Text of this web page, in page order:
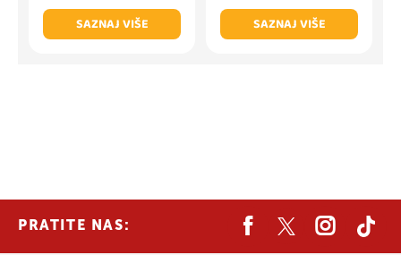
SAZNAJ VIŠE
SAZNAJ VIŠE
PRATITE NAS: